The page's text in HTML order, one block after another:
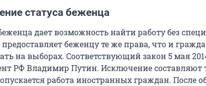
статуса беженца
дает возможность найти работу без
беженцу те же права, что и
на выборах. Соответствующий закон 5 мая
РФ Владимир Путин. Исключение составляют
работа иностранных граждан. После